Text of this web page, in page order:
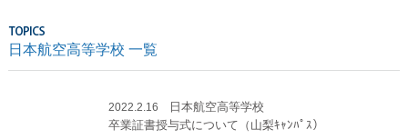
日本航空高等学校 一覧
2022.2.16
日本航空高等学校
卒業証書授与式について（山梨ｷｬﾝﾊﾟｽ）